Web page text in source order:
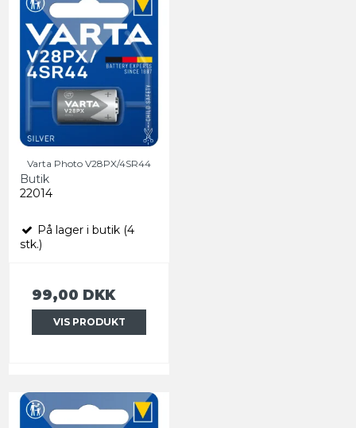
Varta Photo V28PX/4SR44
Butik
22014
På lager i butik (4
stk.)
99,00 DKK
VIS PRODUKT